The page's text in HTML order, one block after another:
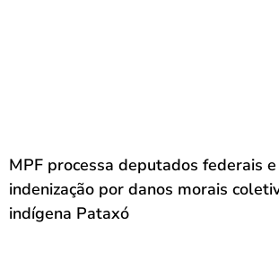
MPF processa deputados federais
indenização por danos morais
indígena Pataxó